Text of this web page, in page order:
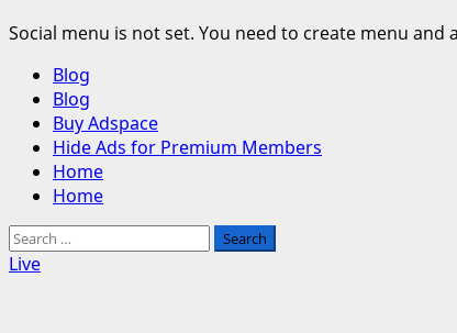
Social menu is not set. You need to create menu and
Primary
Menu
Blog
Blog
Buy Adspace
Hide Ads for Premium Members
Home
Home
Search
for:
Live